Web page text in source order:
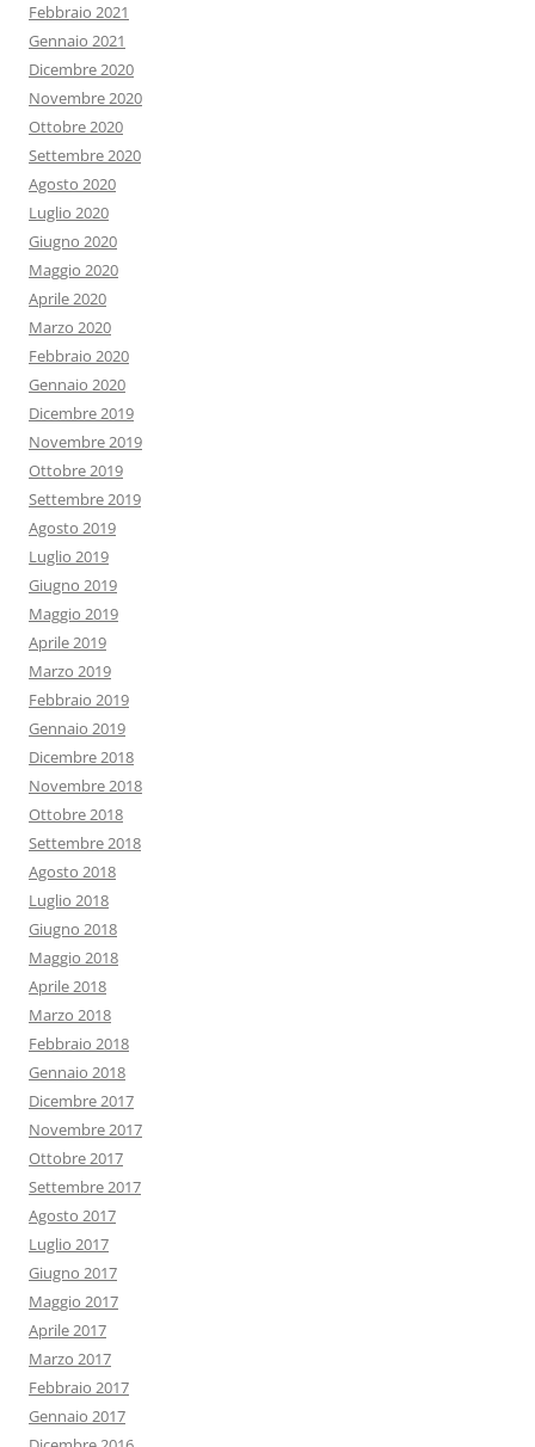
Febbraio 2021
Gennaio 2021
Dicembre 2020
Novembre 2020
Ottobre 2020
Settembre 2020
Agosto 2020
Luglio 2020
Giugno 2020
Maggio 2020
Aprile 2020
Marzo 2020
Febbraio 2020
Gennaio 2020
Dicembre 2019
Novembre 2019
Ottobre 2019
Settembre 2019
Agosto 2019
Luglio 2019
Giugno 2019
Maggio 2019
Aprile 2019
Marzo 2019
Febbraio 2019
Gennaio 2019
Dicembre 2018
Novembre 2018
Ottobre 2018
Settembre 2018
Agosto 2018
Luglio 2018
Giugno 2018
Maggio 2018
Aprile 2018
Marzo 2018
Febbraio 2018
Gennaio 2018
Dicembre 2017
Novembre 2017
Ottobre 2017
Settembre 2017
Agosto 2017
Luglio 2017
Giugno 2017
Maggio 2017
Aprile 2017
Marzo 2017
Febbraio 2017
Gennaio 2017